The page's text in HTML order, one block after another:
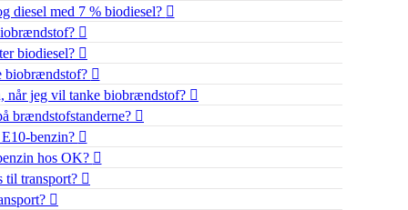
diesel med 7 % biodiesel?
biodiesel?
biobrændstof?
når jeg vil tanke biobrændstof?
brændstofstanderne?
benzin?
hos OK?
til transport?